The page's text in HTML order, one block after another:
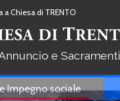
a Chiesa di TRENTO
e Sacramenti
Impegno sociale